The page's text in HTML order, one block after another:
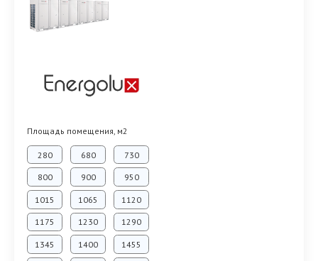
Площадь помещения, м2
280 680 730
800 900 950
1015 1065 1120
1175 1230 1290
1345 1400 1455